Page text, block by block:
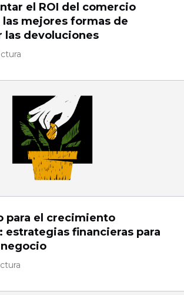
el ROI del comercio
mejores formas de
las devoluciones
para el crecimiento
estrategias financieras para